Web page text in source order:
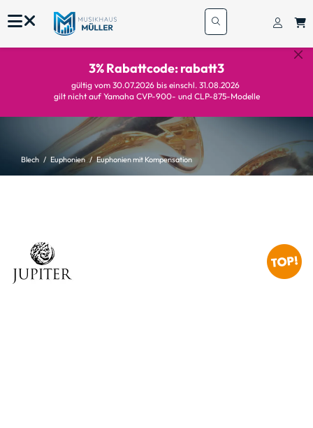
3% Rabattcode: rabatt3
gültig vom 30.07.2026 bis einschl. 31.08.2026
gilt nicht auf Yamaha CVP-900- und CLP-875-Modelle
Blech Euphonien Euphonien mit Kompensation